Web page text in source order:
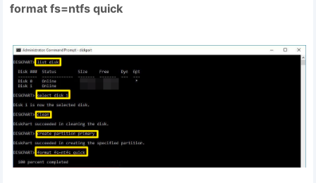
format fs=ntfs quick